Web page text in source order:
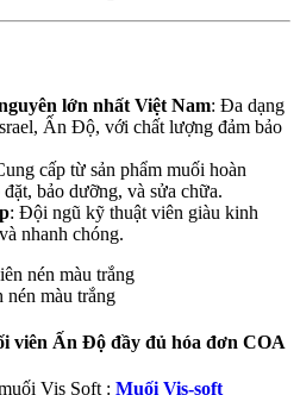
lớn nhất Việt Nam: Đa dạng
Ấn Độ, với chất lượng đảm bảo
cấp từ sản phẩm muối hoàn
bảo dưỡng, và sửa chữa.
: Đội ngũ kỹ thuật viên giàu kinh
nhanh chóng.
màu trắng
viên Ấn Độ đầy đủ hóa đơn COA
Vis Soft : Muối Vis-soft